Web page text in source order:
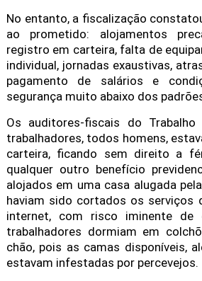
No entanto, a fiscalização
ao prometido: alojamentos
registro em carteira, falta de
individual, jornadas exaustivas,
pagamento de salários e
segurança muito abaixo dos
Os auditores-fiscais do
trabalhadores, todos homens,
carteira, ficando sem direito a
qualquer outro benefício
alojados em uma casa alugada
haviam sido cortados os serviços
internet, com risco iminente de
trabalhadores dormiam em
chão, pois as camas disponíveis,
estavam infestadas por percevejos.